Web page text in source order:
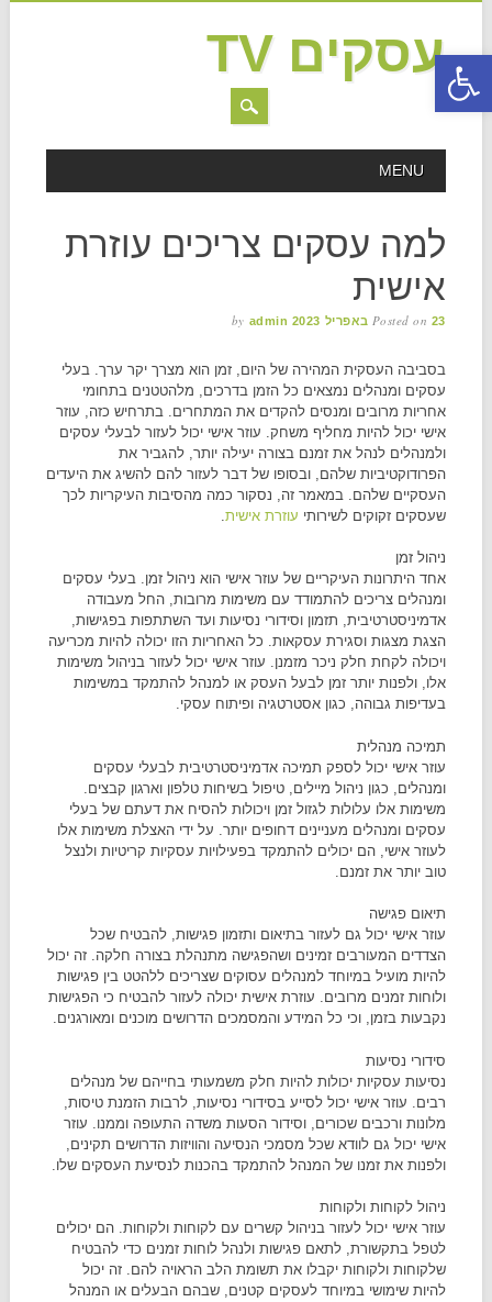
פתח סרגל נגישות
עסקים TV
MAIN MENU
MENU
למה עסקים צריכים עוזרת
אישית
Posted on 23 באפריל 2023 by admin
בסביבה העסקית המהירה של היום, זמן הוא מצרך יקר ערך. בעלי
עסקים ומנהלים נמצאים כל הזמן בדרכים, מלהטטנים בתחומי
אחריות מרובים ומנסים להקדים את המתחרים. בתרחיש כזה, עוזר
אישי יכול להיות מחליף משחק. עוזר אישי יכול לעזור לבעלי עסקים
ולמנהלים לנהל את זמנם בצורה יעילה יותר, להגביר את
הפרודוקטיביות שלהם, ובסופו של דבר לעזור להם להשיג את היעדים
העסקיים שלהם. במאמר זה, נסקור כמה מהסיבות העיקריות לכך
שעסקים זקוקים לשירותי עוזרת אישית.
ניהול זמן
אחד היתרונות העיקריים של עוזר אישי הוא ניהול זמן. בעלי עסקים
ומנהלים צריכים להתמודד עם משימות מרובות, החל מעבודה
אדמיניסטרטיבית, תזמון וסידורי נסיעות ועד השתתפות בפגישות,
הצגת מצגות וסגירת עסקאות. כל האחריות הזו יכולה להיות מכריעה
ויכולה לקחת חלק ניכר מזמנן. עוזר אישי יכול לעזור בניהול משימות
אלו, ולפנות יותר זמן לבעל העסק או למנהל להתמקד במשימות
בעדיפות גבוהה, כגון אסטרטגיה ופיתוח עסקי.
תמיכה מנהלית
עוזר אישי יכול לספק תמיכה אדמיניסטרטיבית לבעלי עסקים
ומנהלים, כגון ניהול מיילים, טיפול בשיחות טלפון וארגון קבצים.
משימות אלו עלולות לגזול זמן ויכולות להסיח את דעתם של בעלי
עסקים ומנהלים מעניינים דחופים יותר. על ידי האצלת משימות אלו
לעוזר אישי, הם יכולים להתמקד בפעילויות עסקיות קריטיות ולנצל
טוב יותר את זמנם.
תיאום פגישה
עוזר אישי יכול גם לעזור בתיאום ותזמון פגישות, להבטיח שכל
הצדדים המעורבים זמינים ושהפגישה מתנהלת בצורה חלקה. זה יכול
להיות מועיל במיוחד למנהלים עסוקים שצריכים ללהטט בין פגישות
ולוחות זמנים מרובים. עוזרת אישית יכולה לעזור להבטיח כי הפגישות
נקבעות בזמן, וכי כל המידע והמסמכים הדרושים מוכנים ומאורגנים.
סידורי נסיעות
נסיעות עסקיות יכולות להיות חלק משמעותי בחייהם של מנהלים
רבים. עוזר אישי יכול לסייע בסידורי נסיעות, לרבות הזמנת טיסות,
מלונות ורכבים שכורים, וסידור הסעות משדה התעופה וממנו. עוזר
אישי יכול גם לוודא שכל מסמכי הנסיעה והוויזות הדרושים תקינים,
ולפנות את זמנו של המנהל להתמקד בהכנות לנסיעת העסקים שלו.
ניהול לקוחות ולקוחות
עוזר אישי יכול לעזור בניהול קשרים עם לקוחות ולקוחות. הם יכולים
לטפל בתקשורת, לתאם פגישות ולנהל לוחות זמנים כדי להבטיח
שלקוחות ולקוחות יקבלו את תשומת הלב הראויה להם. זה יכול
להיות שימושי במיוחד לעסקים קטנים, שבהם הבעלים או המנהל